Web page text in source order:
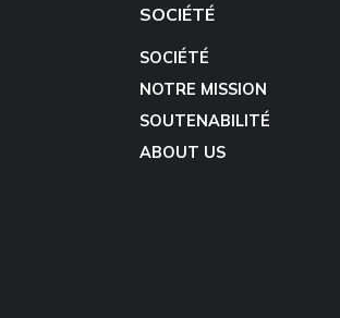
SOCIÉTÉ
SOCIÉTÉ
NOTRE MISSION
SOUTENABILITÉ
ABOUT US